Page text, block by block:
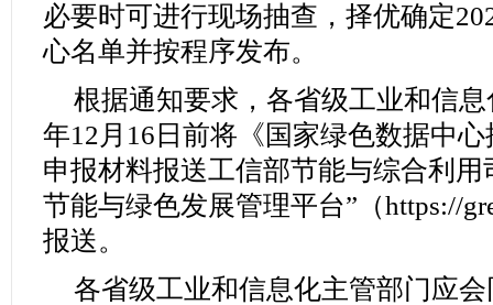
必要时可进行现场抽查，择优确定
心名单并按程序发布。
根据通知要求，各省级工业和信
年12月16日前将《国家绿色数据中
申报材料报送工信部节能与综合利用
节能与绿色发展管理平台”（https://
报送。
各省级工业和信息化主管部门应